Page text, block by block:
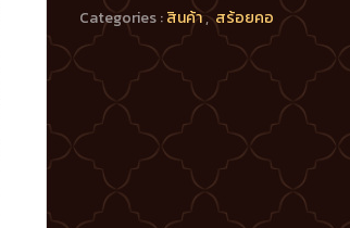
Categories :สินค้า,สร้อยคอ